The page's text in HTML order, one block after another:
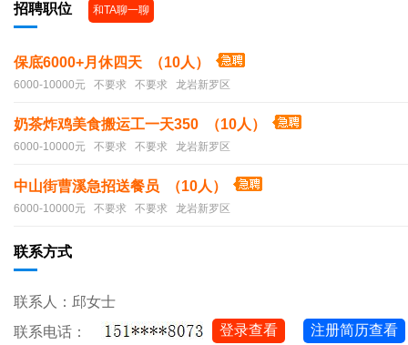
招聘职位 和TA聊一聊
保底6000+月休四天 （10人）
6000-10000元 不要求 不要求 龙岩新罗区
奶茶炸鸡美食搬运工一天350 （10人）
6000-10000元 不要求 不要求 龙岩新罗区
中山街曹溪急招送餐员 （10人）
6000-10000元 不要求 不要求 龙岩新罗区
联系方式
联系人：邱女士
联系电话：
登录查看
注册简历查看